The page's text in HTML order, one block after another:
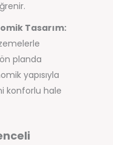
Tasarım:
planda
yapısıyla
konforlu hale